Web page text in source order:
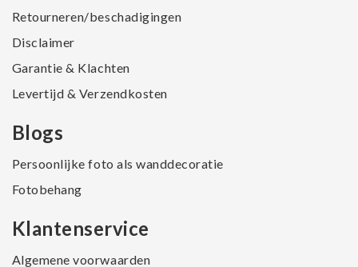
Retourneren/beschadigingen
Disclaimer
Garantie & Klachten
Levertijd & Verzendkosten
Blogs
Persoonlijke foto als wanddecoratie
Fotobehang
Klantenservice
Algemene voorwaarden